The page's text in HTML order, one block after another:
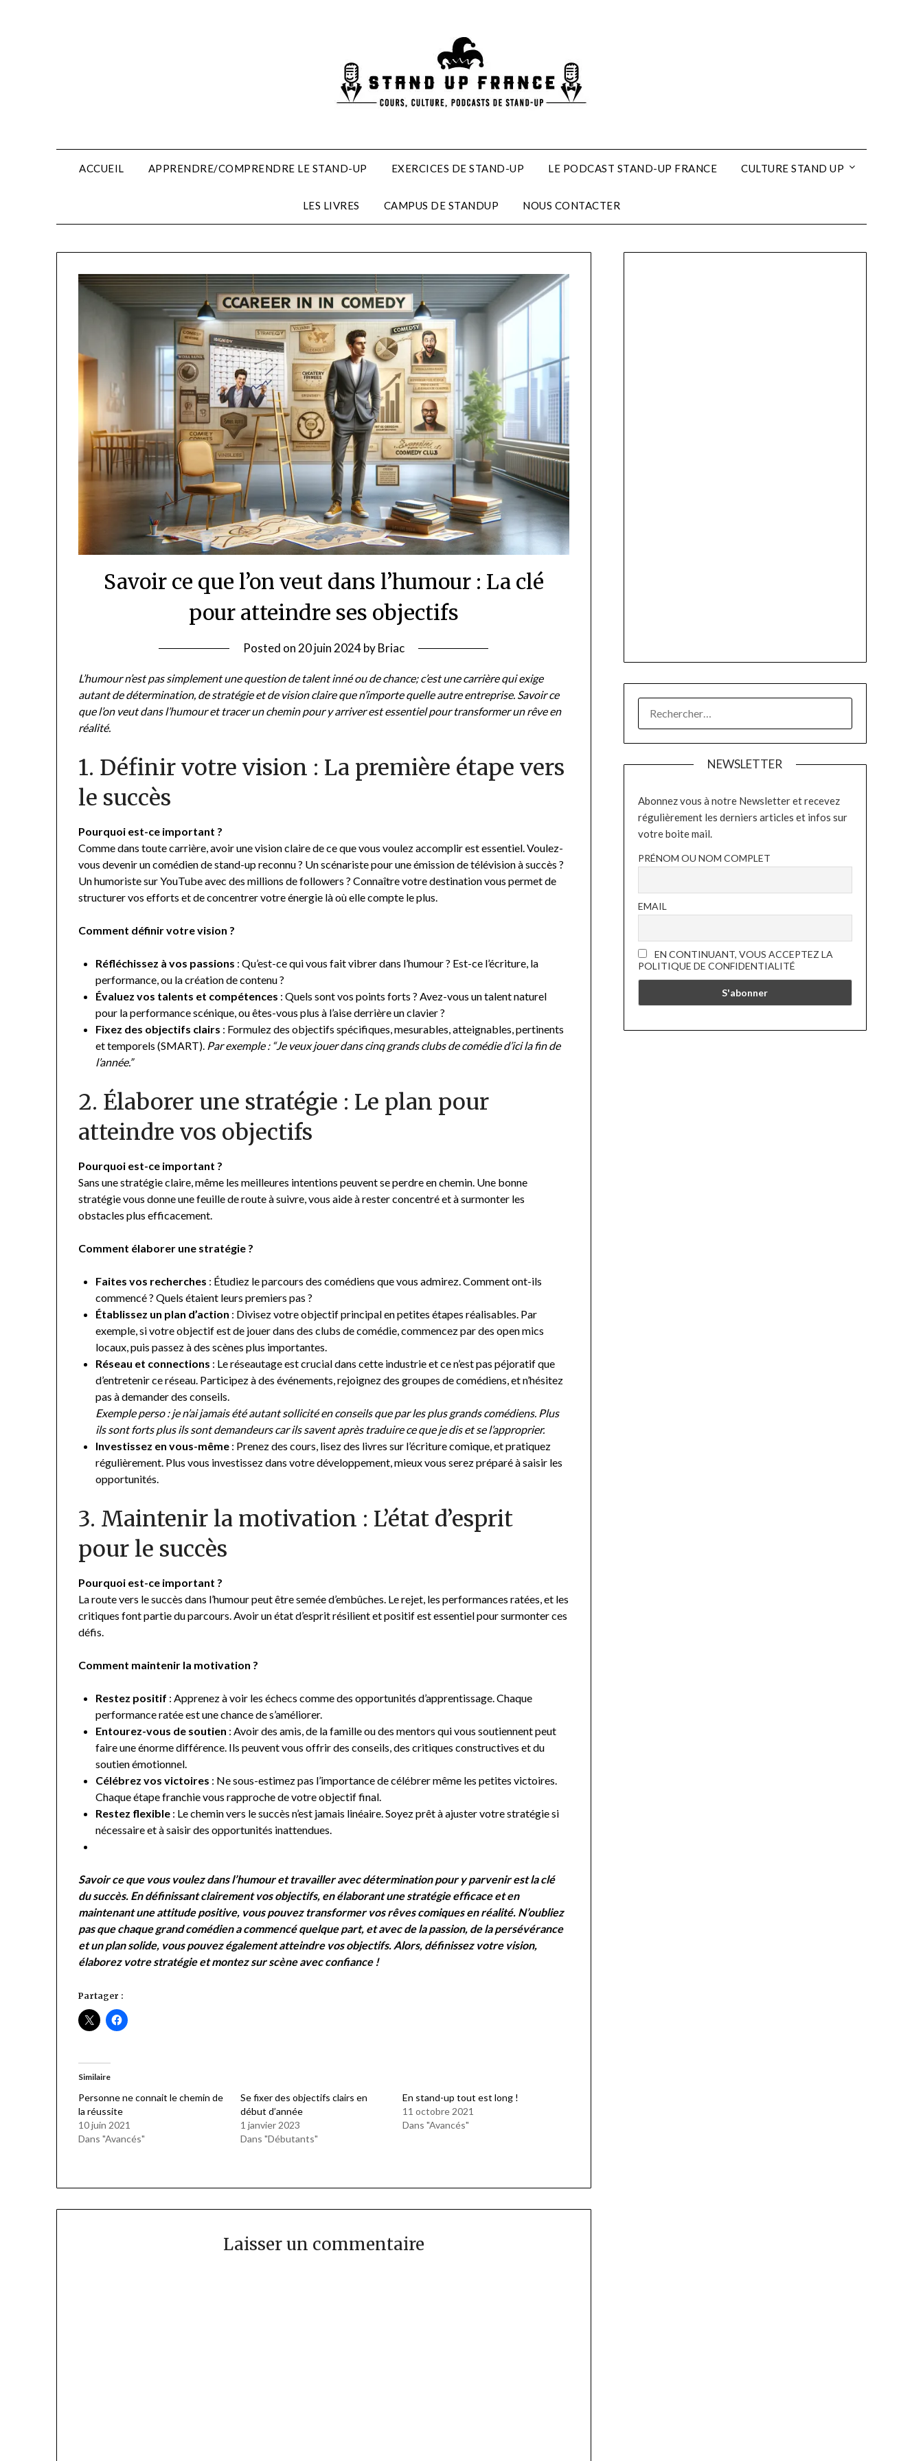
ACCUEIL APPRENDRE/COMPRENDRE LE STAND-UP EXERCICES DE STAND-UP LE PODCAST STAND-UP FRANCE CULTURE STAND UP
LES LIVRES CAMPUS DE STANDUP NOUS CONTACTER
Savoir ce que l’on veut dans l’humour : La clé
pour atteindre ses objectifs
Posted on 20 juin 2024byBriac
L’humour n’est pas simplement une question de talent inné ou de chance; c’est une carrière qui exige
autant de détermination, de stratégie et de vision claire que n’importe quelle autre entreprise. Savoir ce
que l’on veut dans l’humour et tracer un chemin pour y arriver est essentiel pour transformer un rêve en
réalité.
1. Définir votre vision : La première étape vers
le succès
Pourquoi est-ce important ?
Comme dans toute carrière, avoir une vision claire de ce que vous voulez accomplir est essentiel. Voulez-
vous devenir un comédien de stand-up reconnu ? Un scénariste pour une émission de télévision à succès ?
Un humoriste sur YouTube avec des millions de followers ? Connaître votre destination vous permet de
structurer vos efforts et de concentrer votre énergie là où elle compte le plus.
Comment définir votre vision ?
Réfléchissez à vos passions : Qu’est-ce qui vous fait vibrer dans l’humour ? Est-ce l’écriture, la
performance, ou la création de contenu ?
Évaluez vos talents et compétences : Quels sont vos points forts ? Avez-vous un talent naturel
pour la performance scénique, ou êtes-vous plus à l’aise derrière un clavier ?
Fixez des objectifs clairs : Formulez des objectifs spécifiques, mesurables, atteignables, pertinents
et temporels (SMART). Par exemple : “Je veux jouer dans cinq grands clubs de comédie d’ici la fin de
l’année.”
2. Élaborer une stratégie : Le plan pour
atteindre vos objectifs
Pourquoi est-ce important ?
Sans une stratégie claire, même les meilleures intentions peuvent se perdre en chemin. Une bonne
stratégie vous donne une feuille de route à suivre, vous aide à rester concentré et à surmonter les
obstacles plus efficacement.
Comment élaborer une stratégie ?
Faites vos recherches : Étudiez le parcours des comédiens que vous admirez. Comment ont-ils
commencé ? Quels étaient leurs premiers pas ?
Établissez un plan d’action : Divisez votre objectif principal en petites étapes réalisables. Par
exemple, si votre objectif est de jouer dans des clubs de comédie, commencez par des open mics
locaux, puis passez à des scènes plus importantes.
Réseau et connections : Le réseautage est crucial dans cette industrie et ce n’est pas péjoratif que
d’entretenir ce réseau. Participez à des événements, rejoignez des groupes de comédiens, et n’hésitez
pas à demander des conseils.
Exemple perso : je n’ai jamais été autant sollicité en conseils que par les plus grands comédiens. Plus
ils sont forts plus ils sont demandeurs car ils savent après traduire ce que je dis et se l’approprier.
Investissez en vous-même : Prenez des cours, lisez des livres sur l’écriture comique, et pratiquez
régulièrement. Plus vous investissez dans votre développement, mieux vous serez préparé à saisir les
opportunités.
3. Maintenir la motivation : L’état d’esprit
pour le succès
Pourquoi est-ce important ?
La route vers le succès dans l’humour peut être semée d’embûches. Le rejet, les performances ratées, et les
critiques font partie du parcours. Avoir un état d’esprit résilient et positif est essentiel pour surmonter ces
défis.
Comment maintenir la motivation ?
Restez positif : Apprenez à voir les échecs comme des opportunités d’apprentissage. Chaque
performance ratée est une chance de s’améliorer.
Entourez-vous de soutien : Avoir des amis, de la famille ou des mentors qui vous soutiennent peut
faire une énorme différence. Ils peuvent vous offrir des conseils, des critiques constructives et du
soutien émotionnel.
Célébrez vos victoires : Ne sous-estimez pas l’importance de célébrer même les petites victoires.
Chaque étape franchie vous rapproche de votre objectif final.
Restez flexible : Le chemin vers le succès n’est jamais linéaire. Soyez prêt à ajuster votre stratégie si
nécessaire et à saisir des opportunités inattendues.
Savoir ce que vous voulez dans l’humour et travailler avec détermination pour y parvenir est la clé
du succès. En définissant clairement vos objectifs, en élaborant une stratégie efficace et en
maintenant une attitude positive, vous pouvez transformer vos rêves comiques en réalité. N’oubliez
pas que chaque grand comédien a commencé quelque part, et avec de la passion, de la persévérance
et un plan solide, vous pouvez également atteindre vos objectifs. Alors, définissez votre vision,
élaborez votre stratégie et montez sur scène avec confiance !
Partager :
Similaire
Personne ne connait le chemin de
la réussite
10 juin 2021
Dans "Avancés"
Se fixer des objectifs clairs en
début d’année
1 janvier 2023
Dans "Débutants"
En stand-up tout est long !
11 octobre 2021
Dans "Avancés"
Laisser un commentaire
NEWSLETTER
Abonnez vous à notre Newsletter et recevez
régulièrement les derniers articles et infos sur
votre boite mail.
PRÉNOM OU NOM COMPLET
EMAIL
EN CONTINUANT, VOUS ACCEPTEZ LA
POLITIQUE DE CONFIDENTIALITÉ